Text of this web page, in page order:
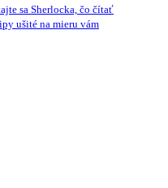
sa Sherlocka, čo čítať
ušité na mieru vám